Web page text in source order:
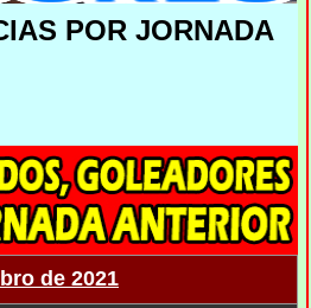
POR JORNADA
de 2021